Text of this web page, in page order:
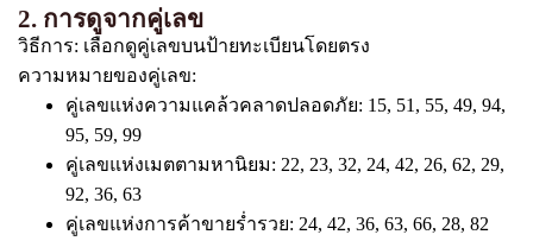
2. การดูจากคู่เลข
วิธีการ: เลือกดูคู่เลขบนป้ายทะเบียนโดยตรง
ความหมายของคู่เลข:
คู่เลขแห่งความแคล้วคลาดปลอดภัย: 15, 51, 55, 49, 94,
95, 59, 99
คู่เลขแห่งเมตตามหานิยม: 22, 23, 32, 24, 42, 26, 62, 29,
92, 36, 63
คู่เลขแห่งการค้าขายร่ำรวย: 24, 42, 36, 63, 66, 28, 82